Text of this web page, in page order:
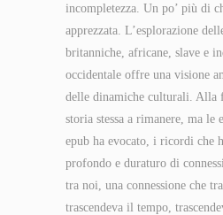
incompletezza. Un po’ più di
apprezzata. L’esplorazione
britanniche, africane, slave e
occidentale offre una visione
delle dinamiche culturali. Alla
storia stessa a rimanere, ma le
epub ha evocato, i ricordi che
profondo e duraturo di
tra noi, una connessione che
trascendeva il tempo,